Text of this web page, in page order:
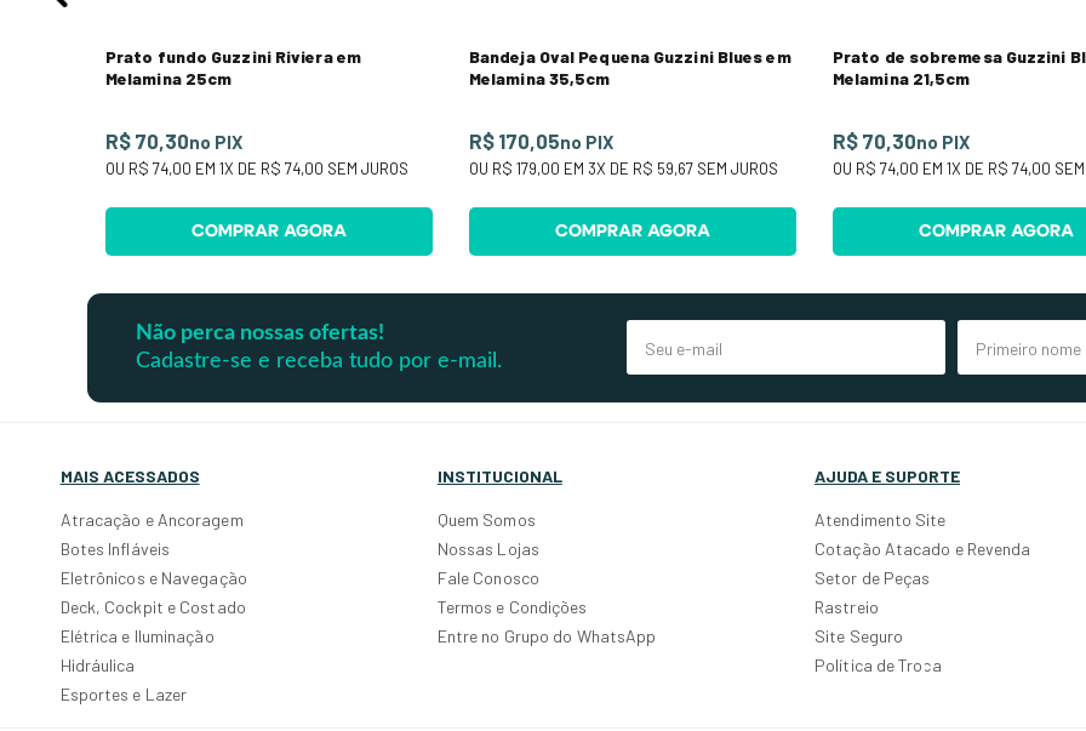
Prato fundo Guzzini Riviera em
Melamina 25cm
R$ 70,30no PIX
OU R$ 74,00 EM 1X DE R$ 74,00 SEM JUROS
COMPRAR AGORA
Bandeja Oval Pequena Guzzini Blues em
Melamina 35,5cm
R$ 170,05no PIX
OU R$ 179,00 EM 3X DE R$ 59,67SEM JUROS
COMPRAR AGORA
Prato de sobremesa Guzzini
Melamina 21,5cm
R$ 70,30no PIX
OU R$ 74,00 EM 1X DE R$ 74,00
COMPRAR AGORA
Não perca nossas ofertas!
Cadastre-se e receba tudo por e-mail.
MAIS ACESSADOS
Atracação e Ancoragem
Botes Infláveis
Eletrônicos e Navegação
Deck, Cockpit e Costado
Elétrica e Iluminação
Hidráulica
Esportes e Lazer
INSTITUCIONAL
Quem Somos
Nossas Lojas
Fale Conosco
Termos e Condições
Entre no Grupo do WhatsApp
AJUDA E SUPORTE
Atendimento Site
Cotação Atacado e Revenda
Setor de Peças
Rastreio
Site Seguro
Política de Troca